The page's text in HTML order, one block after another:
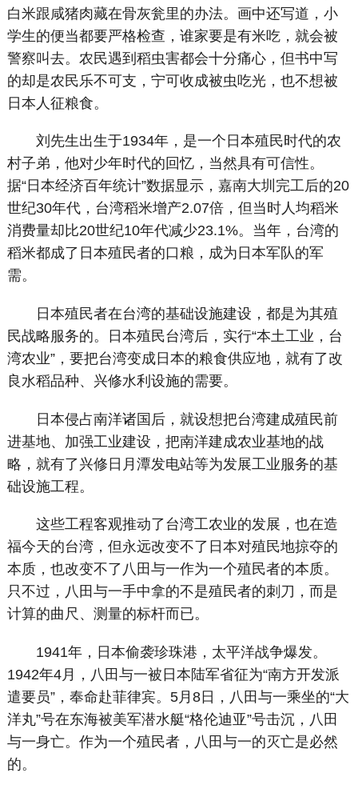
白米跟咸猪肉藏在骨灰瓮里的办法。画中还写道，小
学生的便当都要严格检查，谁家要是有米吃，就会被
警察叫去。农民遇到稻虫害都会十分痛心，但书中写
的却是农民乐不可支，宁可收成被虫吃光，也不想被
日本人征粮食。
刘先生出生于1934年，是一个日本殖民时代的农
村子弟，他对少年时代的回忆，当然具有可信性。
据“日本经济百年统计”数据显示，嘉南大圳完工后的20
世纪30年代，台湾稻米增产2.07倍，但当时人均稻米
消费量却比20世纪10年代减少23.1%。当年，台湾的
稻米都成了日本殖民者的口粮，成为日本军队的军
需。
日本殖民者在台湾的基础设施建设，都是为其殖
民战略服务的。日本殖民台湾后，实行“本土工业，台
湾农业”，要把台湾变成日本的粮食供应地，就有了改
良水稻品种、兴修水利设施的需要。
日本侵占南洋诸国后，就设想把台湾建成殖民前
进基地、加强工业建设，把南洋建成农业基地的战
略，就有了兴修日月潭发电站等为发展工业服务的基
础设施工程。
这些工程客观推动了台湾工农业的发展，也在造
福今天的台湾，但永远改变不了日本对殖民地掠夺的
本质，也改变不了八田与一作为一个殖民者的本质。
只不过，八田与一手中拿的不是殖民者的刺刀，而是
计算的曲尺、测量的标杆而已。
1941年，日本偷袭珍珠港，太平洋战争爆发。
1942年4月，八田与一被日本陆军省征为“南方开发派
遣要员”，奉命赴菲律宾。5月8日，八田与一乘坐的“大
洋丸”号在东海被美军潜水艇“格伦迪亚”号击沉，八田
与一身亡。作为一个殖民者，八田与一的灭亡是必然
的。